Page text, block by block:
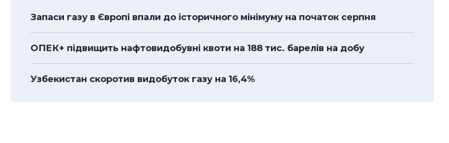
Запаси газу в Європі впали до історичного мінімуму на початок серпня
ОПЕК+ підвищить нафтовидобувні квоти на 188 тис. барелів на добу
Узбекистан скоротив видобуток газу на 16,4%